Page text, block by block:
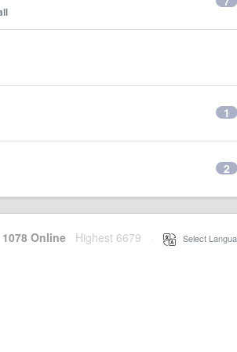
1
2
1078 Online Highest 6679 Select